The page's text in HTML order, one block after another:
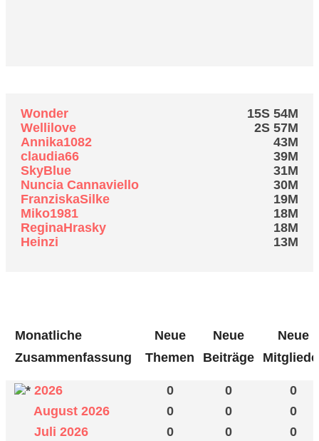
Wonder
15S 54M
Wellilove
2S 57M
Annika1082
43M
claudia66
39M
SkyBlue
31M
Nuncia Cannaviello
30M
FranziskaSilke
19M
Miko1981
18M
ReginaHrasky
18M
Heinzi
13M
Monatliche
Zusammenfassung
Neue
Themen
Neue
Beiträge
Neue
2026 0 0
0
August 2026
0 0
0
Juli 2026
0 0
0